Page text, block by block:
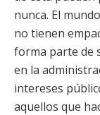
nunca. El
no tienen
forma parte de
en la
intereses
aquellos que